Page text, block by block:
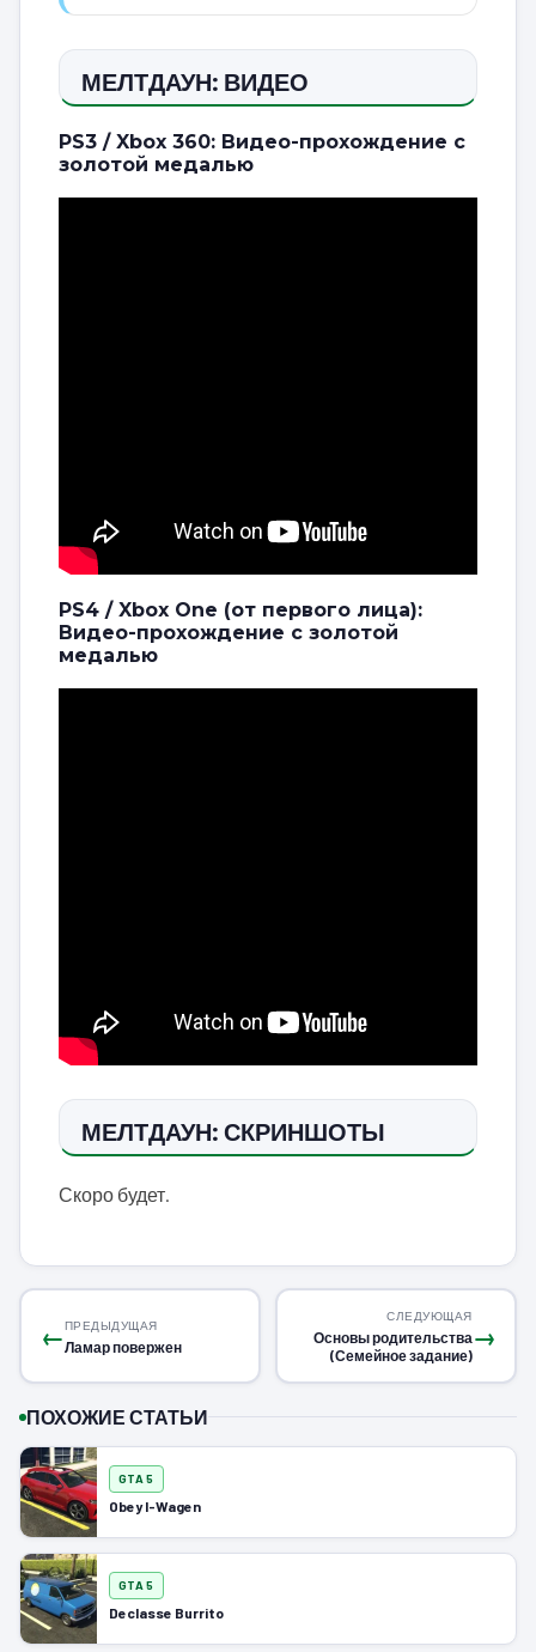
МЕЛТДАУН: ВИДЕО
PS3 / Xbox 360: Видео-прохождение с
золотой медалью
PS4 / Xbox One (от первого лица):
Видео-прохождение с золотой
медалью
МЕЛТДАУН: СКРИНШОТЫ
Скоро будет.
←ПРЕДЫДУЩАЯ
Ламар повержен →
СЛЕДУЮЩАЯ
Основы родительства
(Семейное задание)
ПОХОЖИЕ СТАТЬИ
GTA 5
Obey I-Wagen
GTA 5
Declasse Burrito